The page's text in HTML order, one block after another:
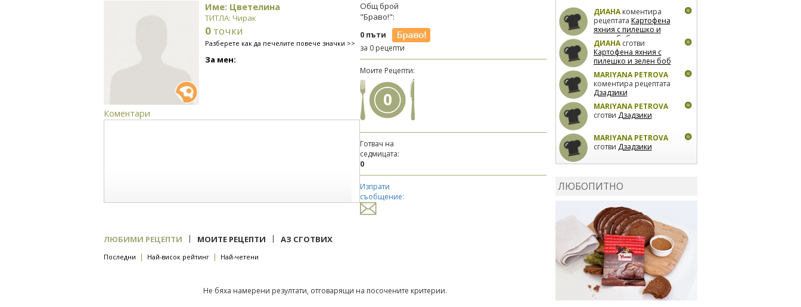
Име: Цветелина
ТИТЛА: Чирак
0 точки
Разберете как да печелите повече значки >>
За мен:
Коментари
Общ брой
"Браво!":
0 пъти
за 0 рецепти
Моите Рецепти:
0
Готвач на
седмицата:
0
Изпрати
съобщение:
ЛЮБИМИ РЕЦЕПТИ | МОИТЕ РЕЦЕПТИ | АЗ СГОТВИХ
Последни | Най-висок рейтинг | Най-четени
Не бяха намерени резултати, отговарящи на посочените критерии.
ДИАНАкоментира
рецептата Картофена
яхния с пилешко и
зелен боб
ДИАНАсготви
Картофена яхния с
пилешко и зелен боб
MARIYANA PETROVA
коментира рецептата
Дзадзики
MARIYANA PETROVA
сготви Дзадзики
MARIYANA PETROVA
сготви Дзадзики
фурна
рецептатаСвински
ребра с печени
картофи
ЛЮБОПИТНО